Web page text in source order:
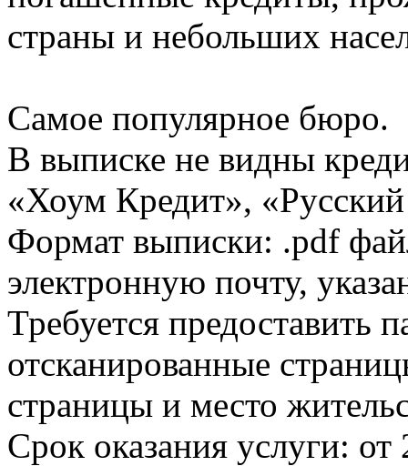
страны и небольших
Самое популярное бюро.
В выписке не видны
«Хоум Кредит»,
Формат выписки: .pdf
электронную почту,
Требуется предоставить
отсканированные
страницы и место
Срок оказания услуги: от